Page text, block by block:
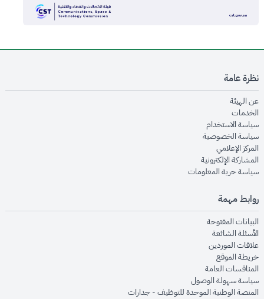
نظرة عامة
عن الهيئةopens in new window
الخدماتopens in new window
سياسة الاستخدام
سياسة الخصوصيةopens in new window
المركز الإعلاميopens in new window
المشاركة الإلكترونيةopens in new window
سياسة حرية المعلوماتopens in new window
روابط مهمة
البيانات المفتوحةopens in new window
الأسئلة الشائعةopens in new window
علاقات الموردينopens in new window
خريطة الموقعopens in new window
المنافسات العامةopens in new window
سياسة سهولة الوصولopens in new window
المنصة الوطنية الموحدة للتوظيف - جداراتopens in new window